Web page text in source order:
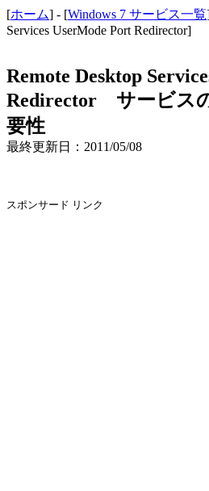
[ホーム] - [Windows 7 サービス一覧
Services UserMode Port Redirector]
Remote Desktop
Redirector サービス
要性
最終更新日：2011/05/08
スポンサード リンク